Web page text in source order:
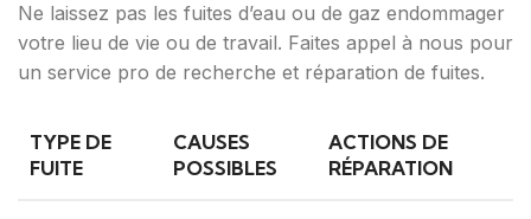
Ne laissez pas les fuites d’eau ou de gaz endommager
votre lieu de vie ou de travail. Faites appel à nous pour
un service pro de recherche et réparation de fuites.
TYPE DE
FUITE
CAUSES
POSSIBLES
ACTIONS DE
RÉPARATION